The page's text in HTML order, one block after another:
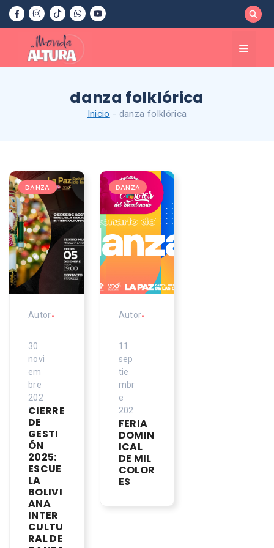
Saltar
contenido
Menú
danza folklórica
Inicio - danza folklórica
DANZA
Autor•
30
novi
em
bre
202
5
CIERRE
DE
GESTI
ÓN
2025:
ESCUE
LA
BOLIVI
ANA
INTER
CULTU
RAL DE
DANZA
Autor•
11
sep
tie
mbr
e
202
5
FERIA
DOMIN
ICAL
DE MIL
COLOR
ES